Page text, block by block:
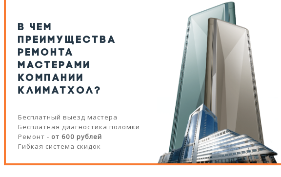
В ЧЕМ
ПРЕИМУЩЕСТВА
РЕМОНТА
МАСТЕРАМИ
КОМПАНИИ
КЛИМАТХОЛ?
Бесплатный выезд мастера
Бесплатная диагностика поломки
Ремонт - от 600 рублей
Гибкая система скидок